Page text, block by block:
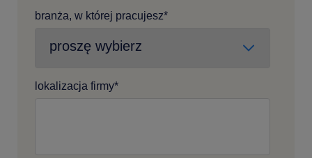
branża, w której pracujesz*
lokalizacja firmy*